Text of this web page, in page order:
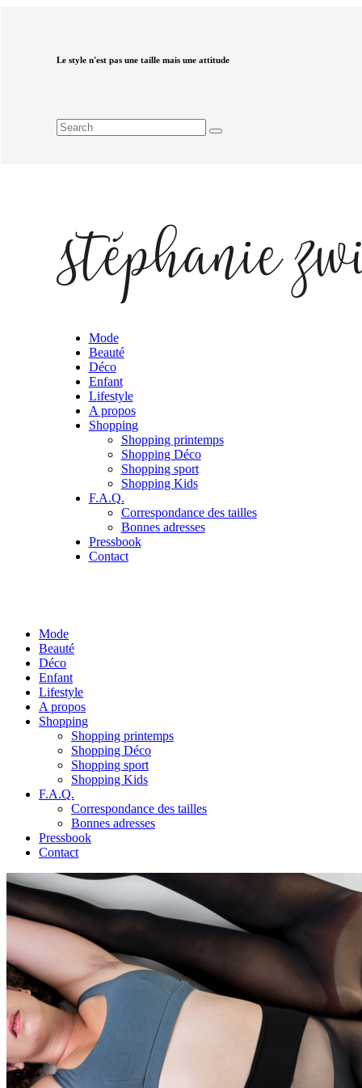
Le style n'est pas une taille mais une attitude
Mode
Beauté
Déco
Enfant
Lifestyle
A propos
Shopping
Shopping printemps
Shopping Déco
Shopping sport
Shopping Kids
F.A.Q.
Correspondance des tailles
Bonnes adresses
Pressbook
Contact
Mode
Beauté
Déco
Enfant
Lifestyle
A propos
Shopping
Shopping printemps
Shopping Déco
Shopping sport
Shopping Kids
F.A.Q.
Correspondance des tailles
Bonnes adresses
Pressbook
Contact